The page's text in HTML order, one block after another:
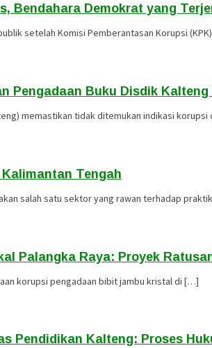
Bendahara Demokrat yang
setelah Komisi Pemberantasan Korupsi
Pengadaan Buku Disdik Kalteng
memastikan tidak ditemukan indikasi
Tengah
salah satu sektor yang rawan terhadap
Palangka Raya: Proyek
korupsi pengadaan bibit jambu kristal di […]
Pendidikan Kalteng: Proses